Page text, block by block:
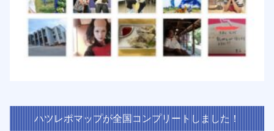
ハツレポマップが全国コンプリートしました！